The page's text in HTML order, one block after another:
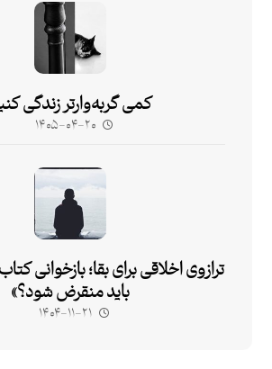
کمی گربه‌وارتر زندگی
۱۴۰۵-۰۴-۲۰
ترازوی اخلاقی برای بقا؛ بازخوانی
باید منقرض شود؟»
۱۴۰۴-۱۱-۲۱